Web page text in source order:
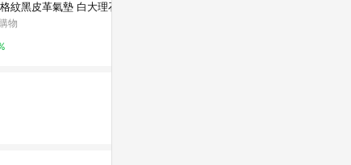
紋黑皮革氣墊 白大理石高
粉氣墊 恆久完美精華水
物